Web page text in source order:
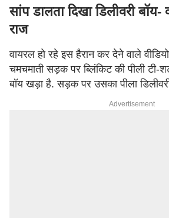
सांप डालता दिखा डिलीवरी बॉय-
राज
वायरल हो रहे इस हैरान कर देने वाले
चमचमाती सड़क पर ब्लिंकिट की पीली टी-
बॉय खड़ा है. सड़क पर उसका पीला
Advertisement